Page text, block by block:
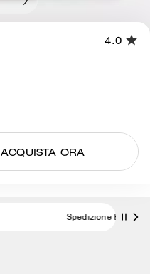
4.0
ACQUISTA ORA